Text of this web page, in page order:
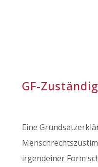
GF-
Eine
irgendeiner Form